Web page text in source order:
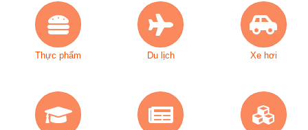
Thực phẩm Du lịch Xe hơi